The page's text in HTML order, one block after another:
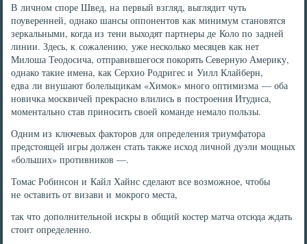
В личном споре Швед, на первый взгляд, выглядит чуть
поуверенней, однако шансы оппонентов как минимум становятся
зеркальными, когда из тени выходят партнеры де Коло по задней
линии. Здесь, к сожалению, уже несколько месяцев как нет
Милоша Теодосича, отправившегося покорять Северную Америку,
однако такие имена, как Серхио Родригес и Уилл Клайберн,
едва ли внушают болельщикам «Химок» много оптимизма — оба
новичка москвичей прекрасно влились в построения Итудиса,
моментально став приносить своей команде немало пользы.
Одним из ключевых факторов для определения триумфатора
предстоящей игры должен стать также исход личной дуэли мощных
«больших» противников —.
Томас Робинсон и Кайл Хайнс сделают все возможное, чтобы
не оставить от визави и мокрого места,
так что дополнительной искры в общий костер матча отсюда ждать
стоит определенно.